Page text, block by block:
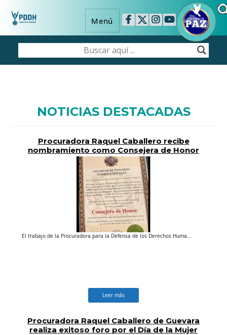
Menú
NOTICIAS DESTACADAS
Procuradora Raquel Caballero recibe
nombramiento como Consejera de Honor
de la SEI
El trabajo de la Procuradora para la Defensa de los Derechos Huma...
Leer más
Procuradora Raquel Caballero de Guevara
realiza exitoso foro por el Día de la Mujer